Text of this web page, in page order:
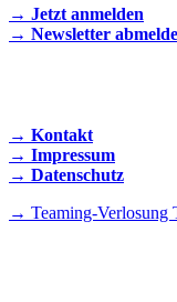
→ Jetzt anmelden
→ Newsletter
→ Kontakt
→ Impressum
→ Datenschutz
→ Teaming-Verlosung